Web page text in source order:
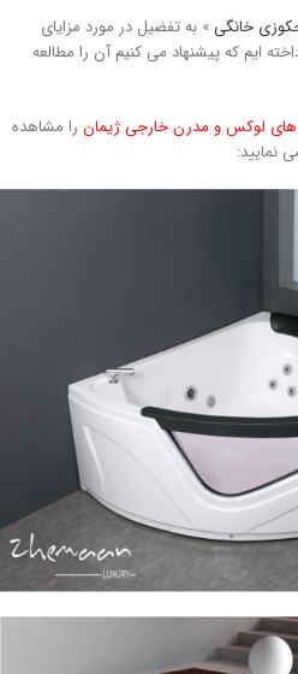
خانگی» به تفضیل در مورد مزایای
ایم که پیشنهاد می کنیم آن را مطالعه
لوکس و مدرن خارجیژیمانرا مشاهده
نمایید: